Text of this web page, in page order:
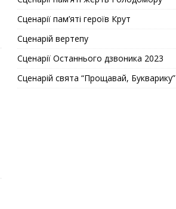
Сценарії пам’яті героїв Крут
Сценарій вертепу
Сценарії Останнього дзвоника 2023
Сценарій свята “Прощавай, Букварику”